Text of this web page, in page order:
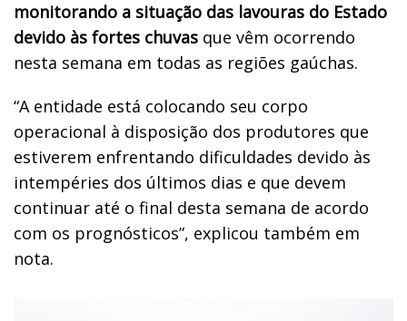
monitorando a situação das lavouras do Estado
devido às fortes chuvas que vêm ocorrendo
nesta semana em todas as regiões gaúchas.
“A entidade está colocando seu corpo
operacional à disposição dos produtores que
estiverem enfrentando dificuldades devido às
intempéries dos últimos dias e que devem
continuar até o final desta semana de acordo
com os prognósticos”, explicou também em
nota.